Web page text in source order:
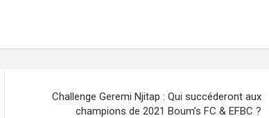
Challenge Geremi Njitap : Qui succéderont aux
champions de 2021 Boum’s FC & EFBC ?